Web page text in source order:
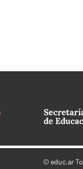
© educ.ar